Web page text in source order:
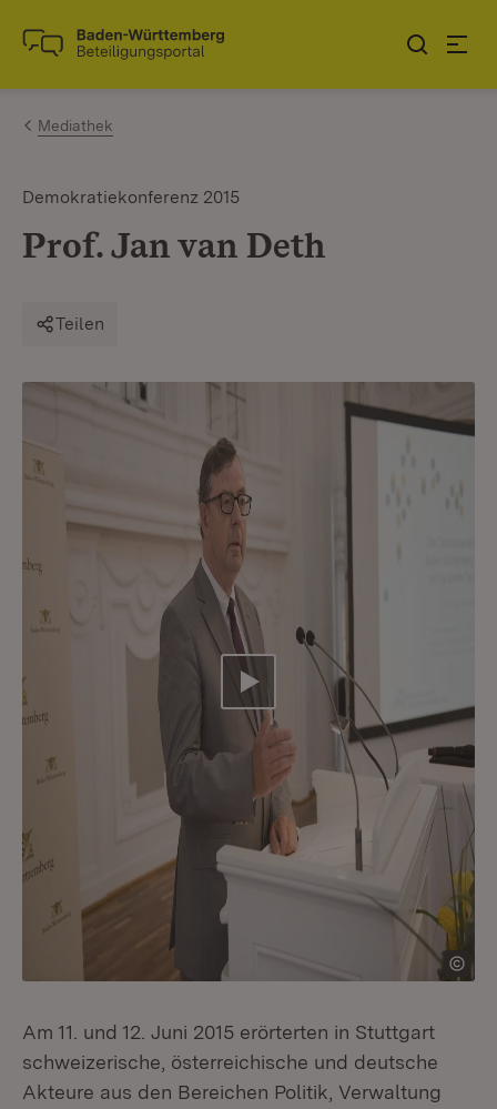
Zum Inhalt springen
Link zur Startseite
Mediathek
Demokratiekonferenz 2015
Prof. Jan van Deth
Teilen
Video abspielen
Am 11. und 12. Juni 2015 erörterten in Stuttgart
schweizerische, österreichische und deutsche
Akteure aus den Bereichen Politik, Verwaltung